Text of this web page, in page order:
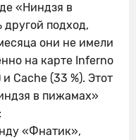
«Ниндзя в
подход,
они не имели
на карте Inferno
Cache (33 %). Этот
в пижамах»
«Фнатик»,